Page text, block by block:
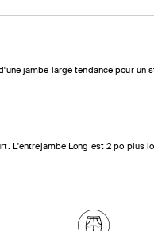
jambe large tendance pour un
L'entrejambe Long est 2 po plus